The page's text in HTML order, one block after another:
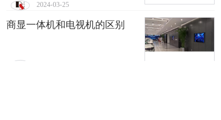
2024-03-25
商显一体机和电视机的区别